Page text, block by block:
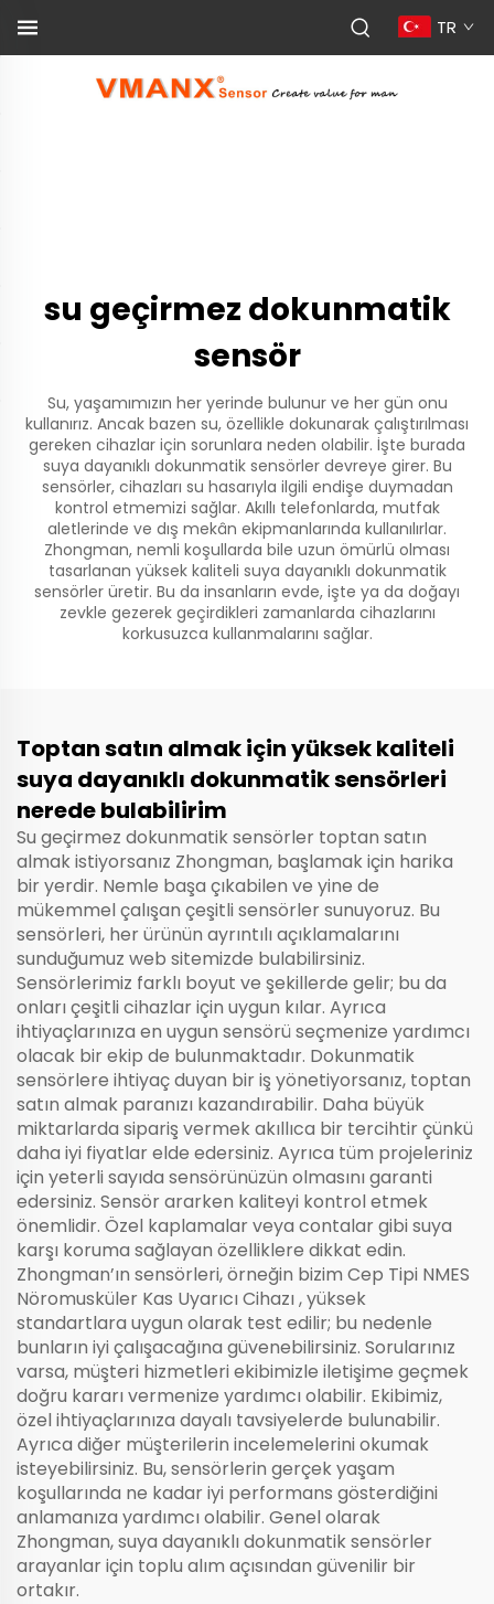
TR
su geçirmez dokunmatik
sensör
Su, yaşamımızın her yerinde bulunur ve her gün onu
kullanırız. Ancak bazen su, özellikle dokunarak çalıştırılması
gereken cihazlar için sorunlara neden olabilir. İşte burada
suya dayanıklı dokunmatik sensörler devreye girer. Bu
sensörler, cihazları su hasarıyla ilgili endişe duymadan
kontrol etmemizi sağlar. Akıllı telefonlarda, mutfak
aletlerinde ve dış mekân ekipmanlarında kullanılırlar.
Zhongman, nemli koşullarda bile uzun ömürlü olması
tasarlanan yüksek kaliteli suya dayanıklı dokunmatik
sensörler üretir. Bu da insanların evde, işte ya da doğayı
zevkle gezerek geçirdikleri zamanlarda cihazlarını
korkusuzca kullanmalarını sağlar.
Toptan satın almak için yüksek kaliteli
suya dayanıklı dokunmatik sensörleri
nerede bulabilirim
Su geçirmez dokunmatik sensörler toptan satın
almak istiyorsanız Zhongman, başlamak için harika
bir yerdir. Nemle başa çıkabilen ve yine de
mükemmel çalışan çeşitli sensörler sunuyoruz. Bu
sensörleri, her ürünün ayrıntılı açıklamalarını
sunduğumuz web sitemizde bulabilirsiniz.
Sensörlerimiz farklı boyut ve şekillerde gelir; bu da
onları çeşitli cihazlar için uygun kılar. Ayrıca
ihtiyaçlarınıza en uygun sensörü seçmenize yardımcı
olacak bir ekip de bulunmaktadır. Dokunmatik
sensörlere ihtiyaç duyan bir iş yönetiyorsanız, toptan
satın almak paranızı kazandırabilir. Daha büyük
miktarlarda sipariş vermek akıllıca bir tercihtir çünkü
daha iyi fiyatlar elde edersiniz. Ayrıca tüm projeleriniz
için yeterli sayıda sensörünüzün olmasını garanti
edersiniz. Sensör ararken kaliteyi kontrol etmek
önemlidir. Özel kaplamalar veya contalar gibi suya
karşı koruma sağlayan özelliklere dikkat edin.
Zhongman’ın sensörleri, örneğin bizim Cep Tipi NMES
Nöromusküler Kas Uyarıcı Cihazı , yüksek
standartlara uygun olarak test edilir; bu nedenle
bunların iyi çalışacağına güvenebilirsiniz. Sorularınız
varsa, müşteri hizmetleri ekibimizle iletişime geçmek
doğru kararı vermenize yardımcı olabilir. Ekibimiz,
özel ihtiyaçlarınıza dayalı tavsiyelerde bulunabilir.
Ayrıca diğer müşterilerin incelemelerini okumak
isteyebilirsiniz. Bu, sensörlerin gerçek yaşam
koşullarında ne kadar iyi performans gösterdiğini
anlamanıza yardımcı olabilir. Genel olarak
Zhongman, suya dayanıklı dokunmatik sensörler
arayanlar için toplu alım açısından güvenilir bir
ortakır.